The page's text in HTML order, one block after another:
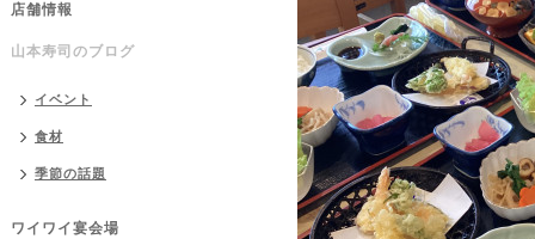
店舗情報
山本寿司のブログ
イベント
食材
季節の話題
ワイワイ宴会場